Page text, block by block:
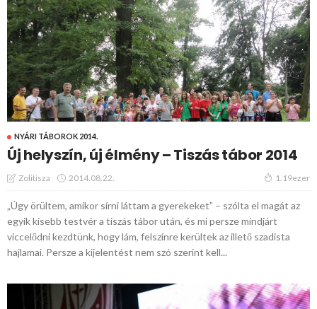
NYÁRI TÁBOROK 2014.
Új helyszín, új élmény – Tiszás tábor 2014
Zolitisza 2014.08.22. 1.19ezer
„Úgy örültem, amikor sírni láttam a gyerekeket” – szólta el magát az
egyik kisebb testvér a tiszás tábor után, és mi persze mindjárt
viccelődni kezdtünk, hogy lám, felszínre kerültek az illető szadista
hajlamai. Persze a kijelentést nem szó szerint kell...